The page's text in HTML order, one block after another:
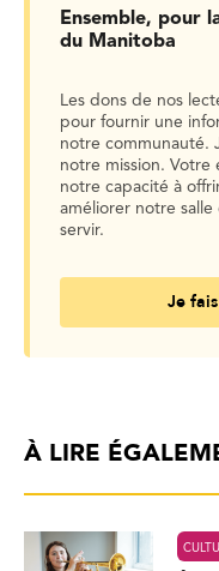
Ensemble, pour
du Manitoba
Les dons de nos
pour fournir une
notre communauté.
notre mission.
notre capacité à
améliorer notre
servir.
Je
À LIRE